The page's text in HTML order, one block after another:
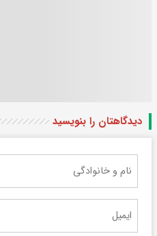
دیدگاهتان را بنویسید